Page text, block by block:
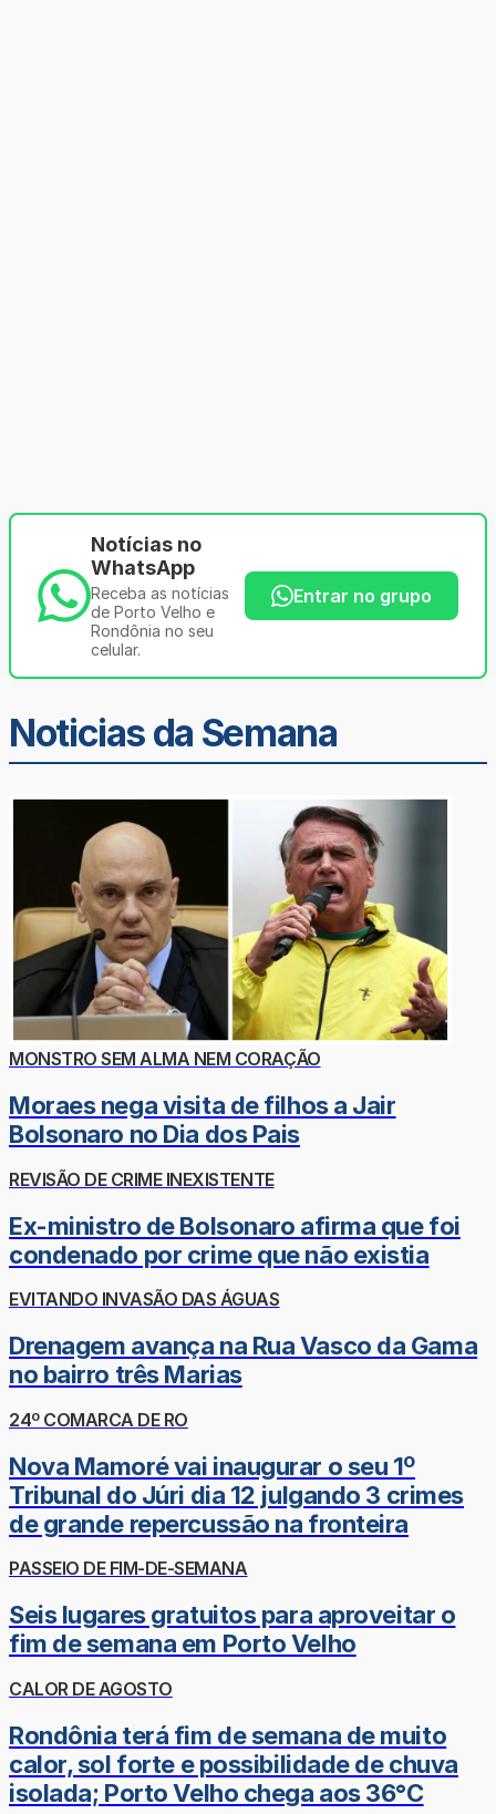
Notícias no
WhatsApp
Receba as notícias
de Porto Velho e
Rondônia no seu
celular.
Entrar no grupo
Noticias da Semana
MONSTRO SEM ALMA NEM CORAÇÃO
Moraes nega visita de filhos a Jair
Bolsonaro no Dia dos Pais
REVISÃO DE CRIME INEXISTENTE
Ex-ministro de Bolsonaro afirma que foi
condenado por crime que não existia
EVITANDO INVASÃO DAS ÁGUAS
Drenagem avança na Rua Vasco da Gama
no bairro três Marias
24º COMARCA DE RO
Nova Mamoré vai inaugurar o seu 1º
Tribunal do Júri dia 12 julgando 3 crimes
de grande repercussão na fronteira
PASSEIO DE FIM-DE-SEMANA
Seis lugares gratuitos para aproveitar o
fim de semana em Porto Velho
CALOR DE AGOSTO
Rondônia terá fim de semana de muito
calor, sol forte e possibilidade de chuva
isolada; Porto Velho chega aos 36°C